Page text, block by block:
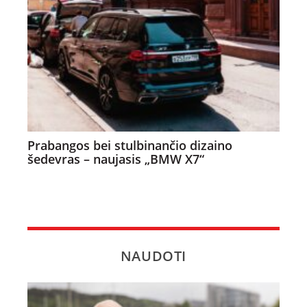
Prabangos bei stulbinančio dizaino
šedevras – naujasis „BMW X7“
NAUDOTI